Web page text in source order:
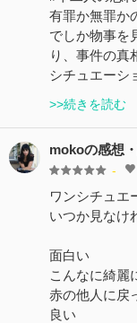
有罪か無罪か
でしか物事を
り、事件の真
シチュエーシ
>>続きを読む
mokoの感想
-
ワンシチュエ
いつか見なけ
面白い
こんなに綺麗
赤の他人に戻
良い